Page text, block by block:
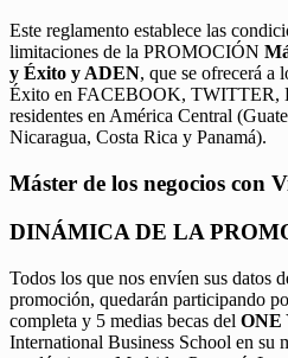
Este reglamento establece las
limitaciones de la PROMOCIÓN
y Éxito y ADEN, que se ofrecerá a
Éxito en FACEBOOK,
residentes en América Central
Nicaragua, Costa Rica y Panamá).
Máster de los negocios con
DINÁMICA DE LA
Todos los que nos envíen sus datos
promoción, quedarán participando
completa y 5 medias becas del ONE
International Business School en su